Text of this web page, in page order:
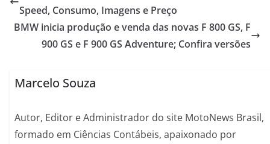
Speed, Consumo, Imagens e Preço
BMW inicia produção e venda das novas F 800 GS, F
900 GS e F 900 GS Adventure; Confira versões
Marcelo Souza
Autor, Editor e Administrador do site MotoNews Brasil,
formado em Ciências Contábeis, apaixonado por